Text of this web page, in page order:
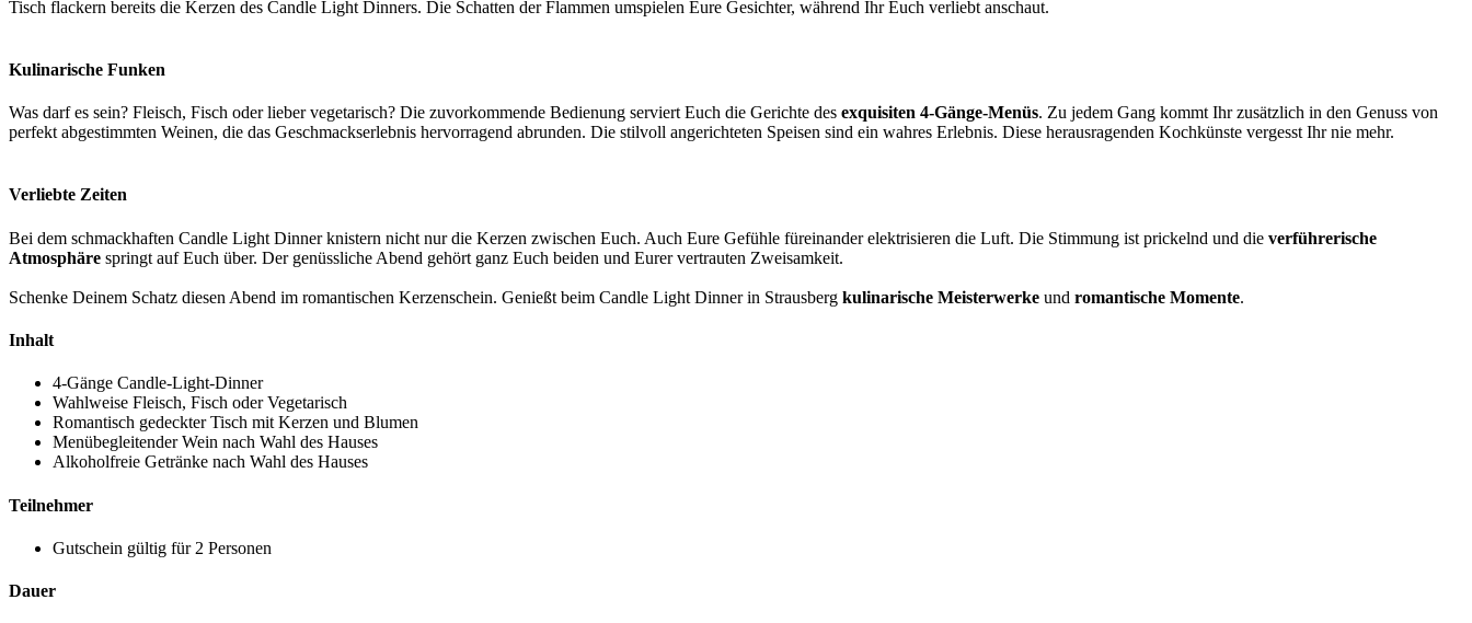
Tisch flackern bereits die Kerzen des Candle Light Dinners. Die Schatten der Flammen umspielen Eure Gesichter, während Ihr Euch verliebt anschaut.
Kulinarische Funken
Was darf es sein? Fleisch, Fisch oder lieber vegetarisch? Die zuvorkommende Bedienung serviert Euch die Gerichte des exquisiten 4-Gänge-Menüs. Zu jedem Gang kommt Ihr zusätzlich in den Genuss von
perfekt abgestimmten Weinen, die das Geschmackserlebnis hervorragend abrunden. Die stilvoll angerichteten Speisen sind ein wahres Erlebnis. Diese herausragenden Kochkünste vergesst Ihr nie mehr.
Verliebte Zeiten
Bei dem schmackhaften Candle Light Dinner knistern nicht nur die Kerzen zwischen Euch. Auch Eure Gefühle füreinander elektrisieren die Luft. Die Stimmung ist prickelnd und die verführerische
Atmosphäre springt auf Euch über. Der genüssliche Abend gehört ganz Euch beiden und Eurer vertrauten Zweisamkeit.
Schenke Deinem Schatz diesen Abend im romantischen Kerzenschein. Genießt beim Candle Light Dinner in Strausberg kulinarische Meisterwerke und romantische Momente.
Inhalt
4-Gänge Candle-Light-Dinner
Wahlweise Fleisch, Fisch oder Vegetarisch
Romantisch gedeckter Tisch mit Kerzen und Blumen
Menübegleitender Wein nach Wahl des Hauses
Alkoholfreie Getränke nach Wahl des Hauses
Teilnehmer
Gutschein gültig für 2 Personen
Dauer